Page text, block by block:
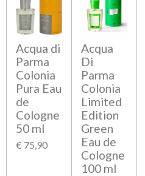
Acqua di
Parma
Colonia
Pura Eau
de
Cologne
50 ml
€ 75,90
Acqua
Di
Parma
Colonia
Limited
Edition
Green
Eau de
Cologne
100 ml